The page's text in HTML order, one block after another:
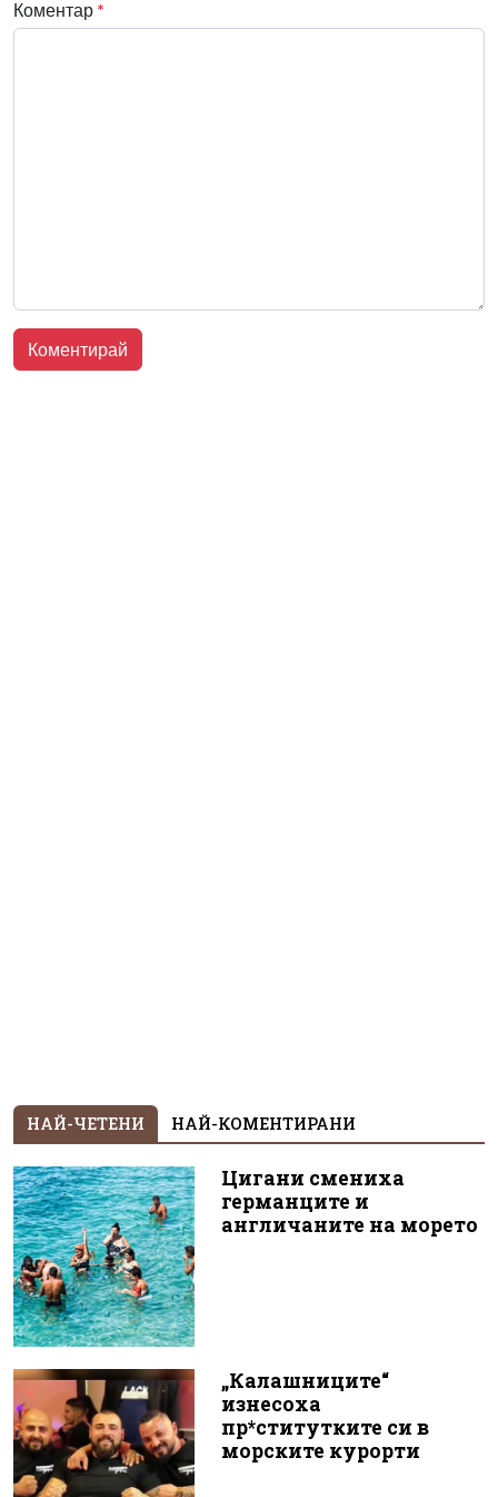
Коментар *
НАЙ-ЧЕТЕНИ НАЙ-КОМЕНТИРАНИ
Цигани смениха
германците и
англичаните на морето
„Калашниците“
изнесоха
пр*ститутките си в
морските курорти